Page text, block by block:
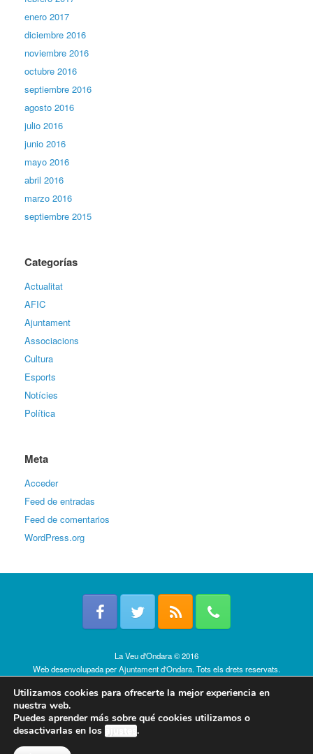
enero 2017
diciembre 2016
noviembre 2016
octubre 2016
septiembre 2016
agosto 2016
julio 2016
junio 2016
mayo 2016
abril 2016
marzo 2016
septiembre 2015
Categorías
Actualitat
AFIC
Ajuntament
Associacions
Cultura
Esports
Notícies
Política
Meta
Acceder
Feed de entradas
Feed de comentarios
WordPress.org
La Veu d'Ondara © 2016
Web desenvolupada perAjuntament d'Ondara. Tots els drets reservats.
Utilizamos cookies para ofrecerte la mejor experiencia en
nuestra web.
Puedes aprender más sobre qué cookies utilizamos o
desactivarlas en los ajustes.